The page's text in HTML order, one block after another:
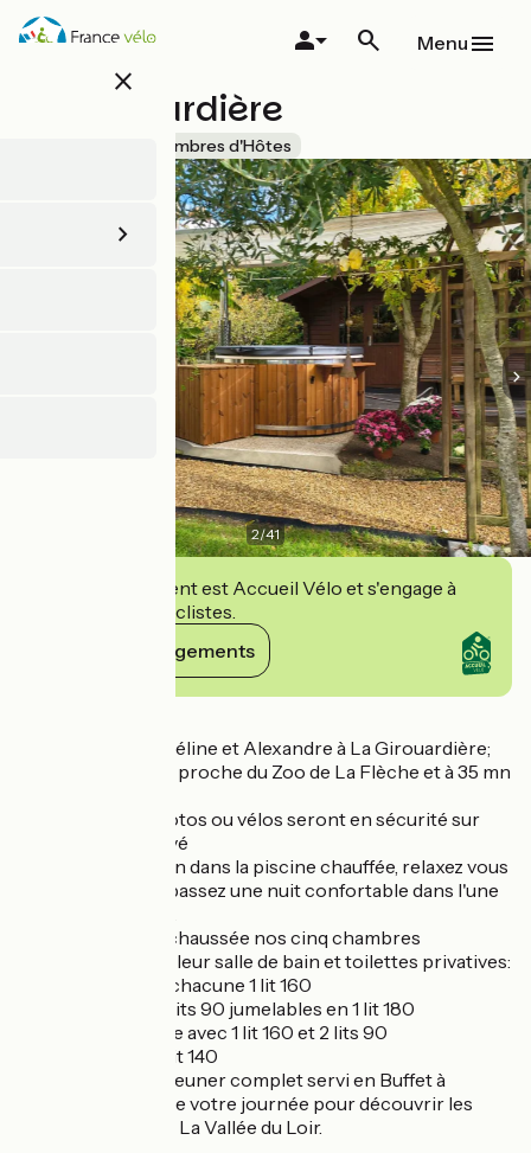
Aller
au
close
Menu
La Girouardière
Chambres d'Hôtes
2/41
Cet établissement est Accueil Vélo et s'engage à
accueillir des cyclistes.
Voir ses engagements
Bienvenue chez Céline et Alexandre à La Girouardière;
située à La Flèche proche du Zoo de La Flèche et à 35 mn
Vos véhicules , motos ou vélos seront en sécurité sur
notre parking privé
Faites un plongeon dans la piscine chauffée, relaxez vous
sur la terrasse et passez une nuit confortable dans l'une
Situées au rez de chaussée nos cinq chambres
possèdent toutes leur salle de bain et toilettes privatives:
2 chambres avec chacune 1 lit 160
1 chambre avec 2 lits 90 jumelables en 1 lit 180
1 chambre familiale avec 1 lit 160 et 2 lits 90
1 chambre avec 1 lit 140
Après un petit déjeuner complet servi en Buffet à
volonté, profitez de votre journée pour découvrir les
trésors cachés de La Vallée du Loir.